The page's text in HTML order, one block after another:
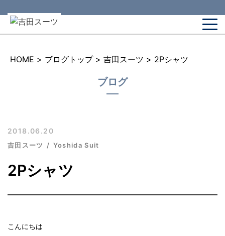
HOME > ブログトップ > 吉田スーツ > 2Pシャツ
ブログ
2018.06.20
吉田スーツ Yoshida Suit
2Pシャツ
こんにちは